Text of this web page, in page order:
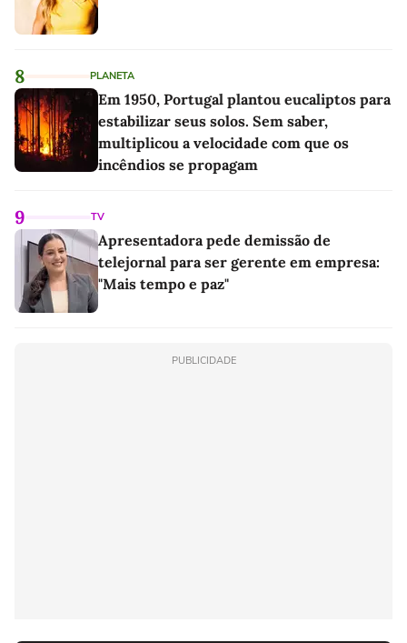
8 PLANETA
Em 1950, Portugal plantou eucaliptos para
estabilizar seus solos. Sem saber,
multiplicou a velocidade com que os
incêndios se propagam
9 TV
Apresentadora pede demissão de
telejornal para ser gerente em empresa:
"Mais tempo e paz"
PUBLICIDADE